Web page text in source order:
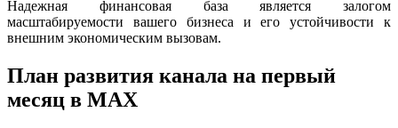
Надежная финансовая база является залогом
масштабируемости вашего бизнеса и его устойчивости к
внешним экономическим вызовам.
План развития канала на первый
месяц в MAX